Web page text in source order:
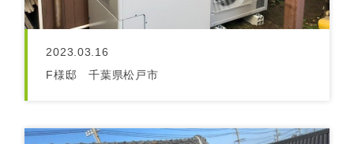
2023.03.16
F様邸 千葉県松戸市